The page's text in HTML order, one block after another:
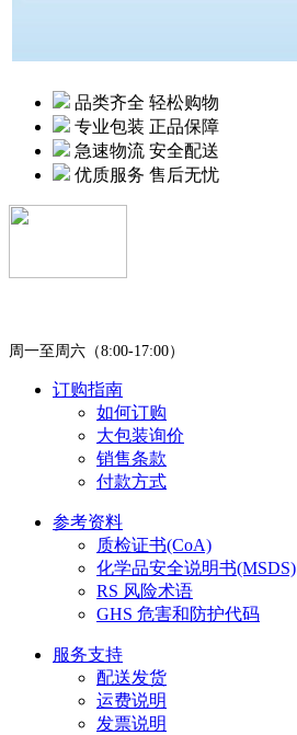
品类齐全 轻松购物
专业包装 正品保障
急速物流 安全配送
优质服务 售后无忧
周一至周六（8:00-17:00）
订购指南
如何订购
大包装询价
销售条款
付款方式
参考资料
质检证书(CoA)
化学品安全说明书(MSDS)
RS 风险术语
GHS 危害和防护代码
服务支持
配送发货
运费说明
发票说明